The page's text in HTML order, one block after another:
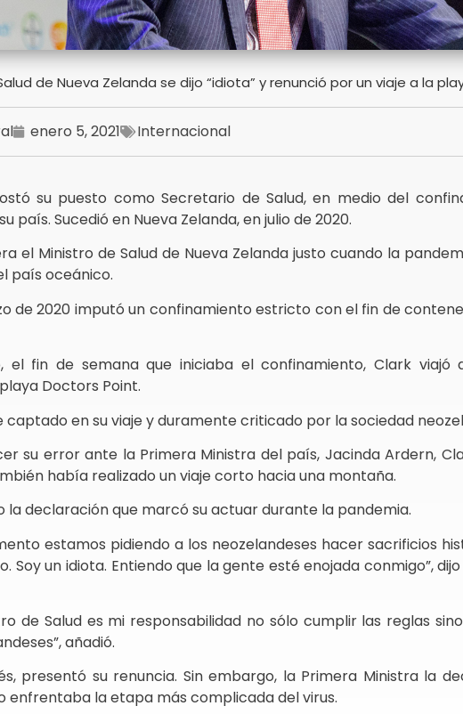
de Nueva Zelanda se dijo “idiota” y renunció por un viaje a la
enero 5, 2021 Internacional
su puesto como Secretario de Salud, en medio del
país. Sucedió en Nueva Zelanda, en julio de 2020.
el Ministro de Salud de Nueva Zelanda justo cuando la
país oceánico.
de 2020 imputó un confinamiento estricto con el fin de
el fin de semana que iniciaba el confinamiento, Clark viajó
Doctors Point.
captado en su viaje y duramente criticado por la sociedad
su error ante la Primera Ministra del país, Jacinda Ardern,
había realizado un viaje corto hacia una montaña.
la declaración que marcó su actuar durante la pandemia.
estamos pidiendo a los neozelandeses hacer sacrificios
Soy un idiota. Entiendo que la gente esté enojada conmigo”,
de Salud es mi responsabilidad no sólo cumplir las reglas
añadió.
presentó su renuncia. Sin embargo, la Primera Ministra la
enfrentaba la etapa más complicada del virus.